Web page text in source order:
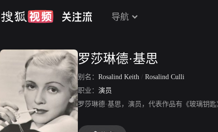
导航
罗莎琳德·基思
别名： Rosalind Keith / Rosalind Culli
职业： 演员
罗莎琳德·基思，演员，代表作品有《玻璃钥